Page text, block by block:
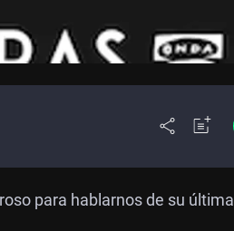
para hablarnos de su última